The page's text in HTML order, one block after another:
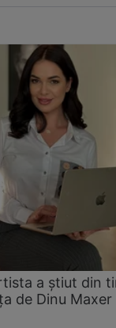
a știut din
de Dinu Maxer